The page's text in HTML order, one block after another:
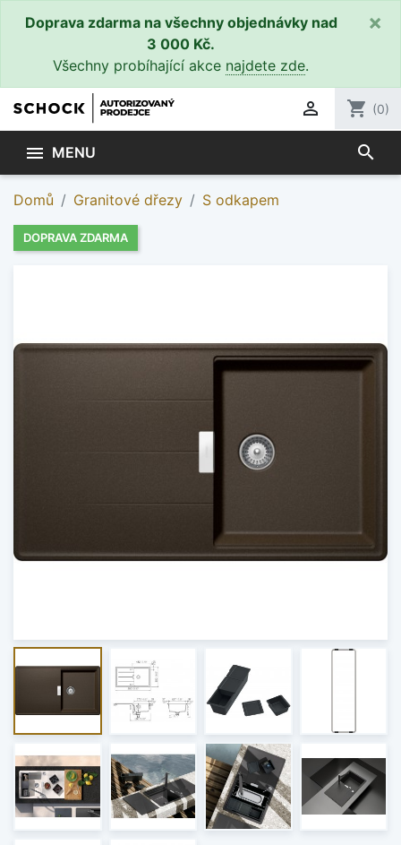
Doprava zdarma na všechny objednávky nad
3 000 Kč.
Všechny probíhající akce najdete zde.
×
 shopping_cart (0)
 MENU search
Domů Granitové dřezy S odkapem
DOPRAVA ZDARMA